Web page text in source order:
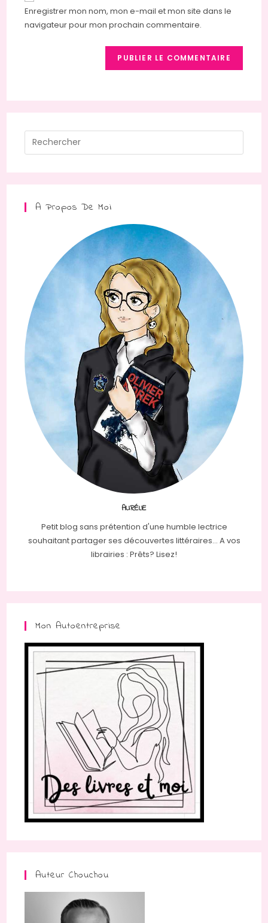
Enregistrer mon nom, mon e-mail et mon site dans le
navigateur pour mon prochain commentaire.
A Propos De Moi
AURÉLIE
Petit blog sans prétention d'une humble lectrice
souhaitant partager ses découvertes littéraires... A vos
librairies : Prêts? Lisez!
Mon Autoentreprise
Auteur Chouchou